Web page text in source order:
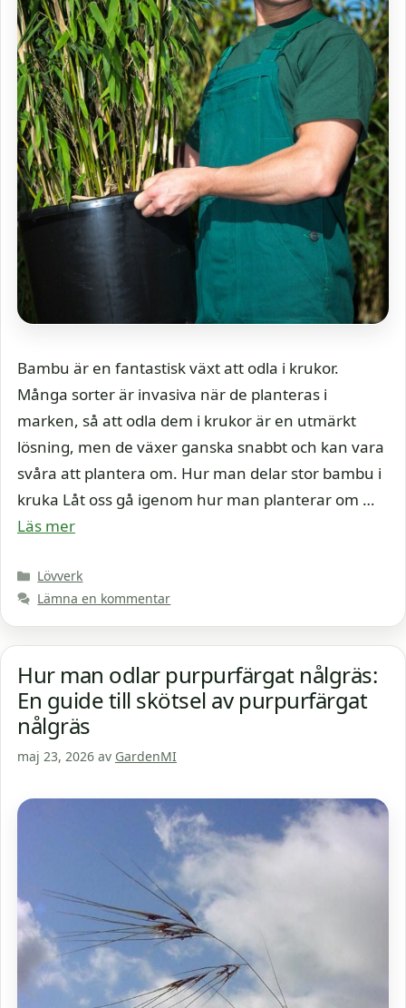
Bambu är en fantastisk växt att odla i krukor.
Många sorter är invasiva när de planteras i
marken, så att odla dem i krukor är en utmärkt
lösning, men de växer ganska snabbt och kan vara
svåra att plantera om. Hur man delar stor bambu i
kruka Låt oss gå igenom hur man planterar om …
Läs mer
Kategorier
Lövverk
Lämna en kommentar
Hur man odlar purpurfärgat nålgräs:
En guide till skötsel av purpurfärgat
nålgräs
maj 23, 2026 av GardenMI